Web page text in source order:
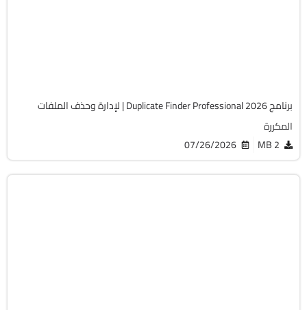
برنامج Duplicate Finder Professional 2026 | لإدارة وحذف الملفات
المكررة
2 MB
07/26/2026